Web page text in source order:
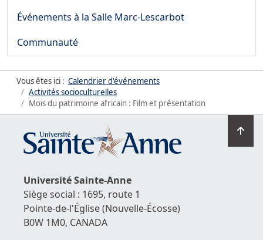
Événements à la Salle Marc-Lescarbot
Communauté
Vous êtes ici : Calendrier d'événements
Activités socioculturelles
Mois du patrimoine africain : Film et présentation
en
UniversitéSainte-Anne
Siège social : 1695, route 1
Pointe-de-l'Église(Nouvelle-Écosse)
B0W 1M0, CANADA